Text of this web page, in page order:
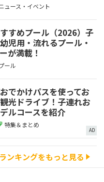
ュース・イベント
すめプール（2026）子
児用・流れるプール・
が満載！
ール
でかけパスを使ってお
光ドライブ！子連れお
ルコースを紹介
特集＆まとめ
AD
ランキングをもっと見る